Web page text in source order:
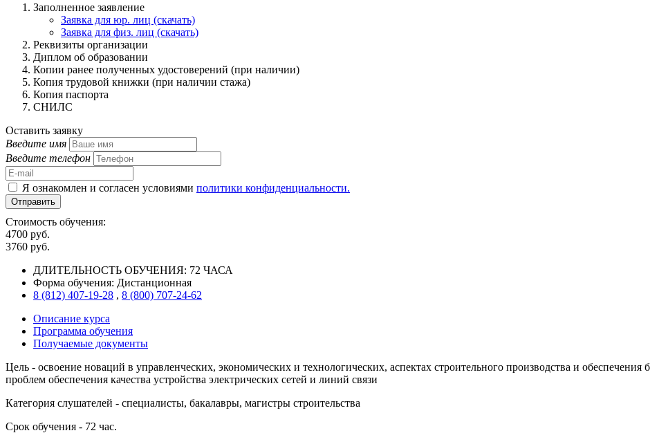
Заполненное заявление
Заявка для юр. лиц (скачать)
Заявка для физ. лиц (скачать)
Реквизиты организации
Диплом об образовании
Копии ранее полученных удостоверений (при наличии)
Копия трудовой книжки (при наличии стажа)
Копия паспорта
СНИЛС
Оставить заявку
Введите имя
Введите телефон
Я ознакомлен и согласен условиями политики конфиденциальности.
Отправить
Стоимость обучения:
4700 руб.
3760 руб.
ДЛИТЕЛЬНОСТЬ ОБУЧЕНИЯ: 72 ЧАСА
Форма обучения: Дистанционная
8 (812) 407-19-28 , 8 (800) 707-24-62
Описание курса
Программа обучения
Получаемые документы
Цель - освоение новаций в управленческих, экономических и технологических, аспектах строительного производства и обеспечения
проблем обеспечения качества устройства электрических сетей и линий связи
Категория слушателей - специалисты, бакалавры, магистры строительства
Срок обучения - 72 час.